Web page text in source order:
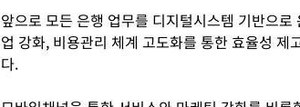
앞으로 모든 은행 업무를 디지털시스템 기반으로
업 강화, 비용관리 체계 고도화를 통한 효율성 제
다.